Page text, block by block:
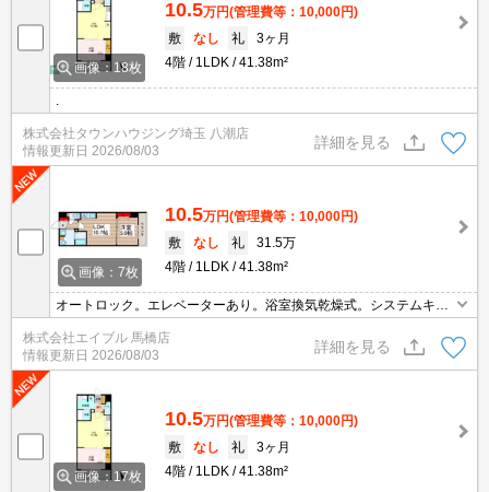
画像：18枚
10.5万円(管理費等：10,000円)
敷
なし 礼
3ヶ月
4階
1LDK 41.38m²
株式会社タウンハウジング埼玉 八潮店
情報更新日 2026/08/03
詳細を見る
画像：7枚
10.5万円(管理費等：10,000円)
敷
なし 礼
31.5万
4階
1LDK 41.38m²
オートロック。エレベーターあり。浴室換気乾燥式。システムキッ
チン。経済的な都市ガス使用。インターネット無料。エイブル女子
割で仲介手数料家賃の0.55ヶ月分より10％ＯＦＦ。
株式会社エイブル 馬橋店
情報更新日 2026/08/03
詳細を見る
画像：17枚
10.5万円(管理費等：10,000円)
敷
なし 礼
3ヶ月
4階
1LDK 41.38m²